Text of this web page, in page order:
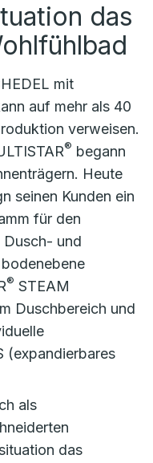
das
mit
auf mehr als 40
verweisen.
® begann
Heute
seinen Kunden ein
für den
Dusch- und
bodenebene
® STEAM
Duschbereich und
(expandierbares
als
das